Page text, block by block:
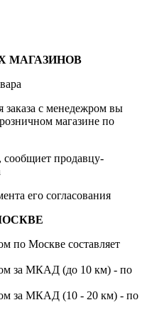
МАГАЗИНОВ
заказа с менедежром вы
магазине по
продавцу-
его согласования
по Москве составляет
за МКАД (до 10 км) - по
за МКАД (10 - 20 км) - по